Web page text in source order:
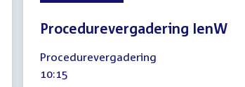
Procedurevergadering IenW
oktober
2024
Procedurevergadering
Tijd
10:15